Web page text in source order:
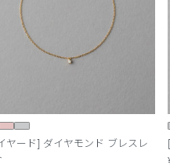
ヤード] ダイヤモンド ブレスレ